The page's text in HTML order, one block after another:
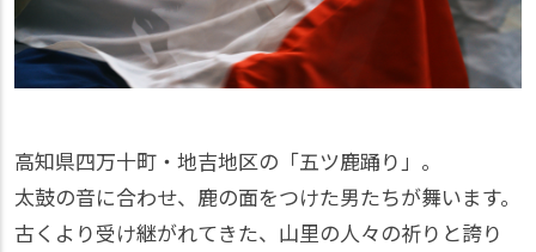
高知県四万十町・地吉地区の「五ツ鹿踊り」。
太鼓の音に合わせ、鹿の面をつけた男たちが舞います。
古くより受け継がれてきた、山里の人々の祈りと誇り